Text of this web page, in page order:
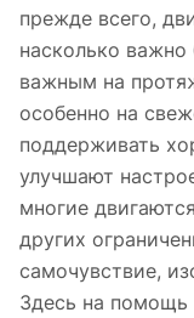
прежде всего,
насколько
важным на
особенно на
поддерживать
улучшают
многие
других
самочувствие,
Здесь на помощь